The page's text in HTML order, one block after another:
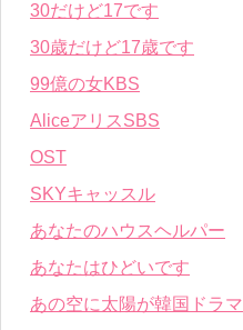
30だけど17です
30歳だけど17歳です
99億の女KBS
AliceアリスSBS
OST
SKYキャッスル
あなたのハウスヘルパー
あなたはひどいです
あの空に太陽が韓国ドラマ